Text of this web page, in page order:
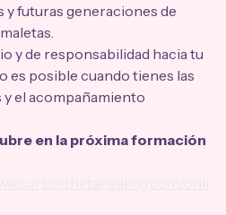
y futuras generaciones de
y de responsabilidad hacia tu
es posible cuando tienes las
el acompañamiento
en la próxima formación
onli